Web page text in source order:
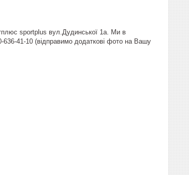
sportplus вул.Дудинської 1а. Ми в
41-10 (відправимо додаткові фото на Вашу